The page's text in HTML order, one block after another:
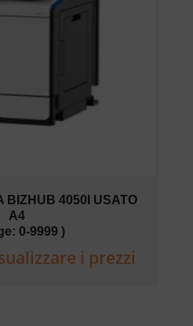
BIZHUB 4050I USATO
A4
0-9999 )
i prezzi